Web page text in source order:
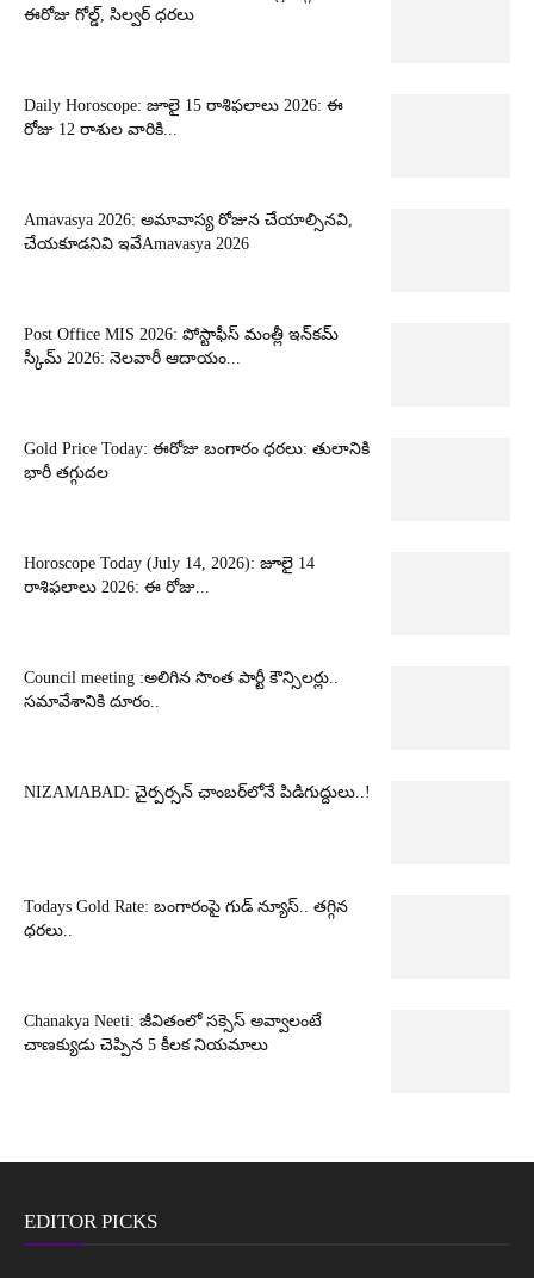
ఈరోజు గోల్డ్, సిల్వర్ ధరలు
Daily Horoscope: జూలై 15 రాశిఫలాలు 2026: ఈ
రోజు 12 రాశుల వారికి...
Amavasya 2026: అమావాస్య రోజున చేయాల్సినవి,
చేయకూడనివి ఇవేAmavasya 2026
Post Office MIS 2026: పోస్టాఫీస్ మంత్లీ ఇన్‌కమ్
స్కీమ్ 2026: నెలవారీ ఆదాయం...
Gold Price Today: ఈరోజు బంగారం ధరలు: తులానికి
భారీ తగ్గుదల
Horoscope Today (July 14, 2026): జూలై 14
రాశిఫలాలు 2026: ఈ రోజు...
Council meeting :అలిగిన సొంత పార్టీ కౌన్సిలర్లు..
సమావేశానికి దూరం..
NIZAMABAD: చైర్పర్సన్ ఛాంబర్‌లోనే పిడిగుద్దులు..!
Todays Gold Rate: బంగారంపై గుడ్ న్యూస్.. తగ్గిన
ధరలు..
Chanakya Neeti: జీవితంలో సక్సెస్ అవ్వాలంటే
చాణక్యుడు చెప్పిన 5 కీలక నియమాలు
EDITOR PICKS